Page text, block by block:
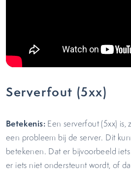
Serverfout (5xx)
Betekenis: Een serverfout (5xx) is,
een probleem bij de server. Dit
betekenen. Dat er bijvoorbeeld
er iets niet ondersteunt wordt, of